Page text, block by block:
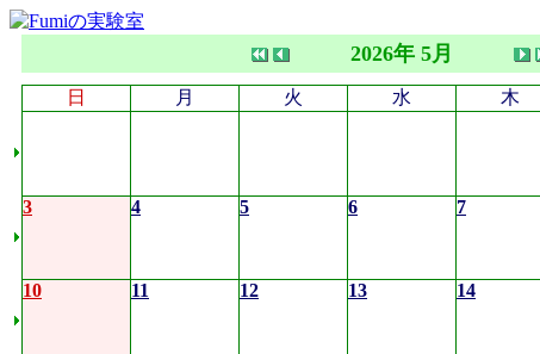
2026年 5月
日 月 火 水 木
3 4 5 6 7
10 11 12 13 14